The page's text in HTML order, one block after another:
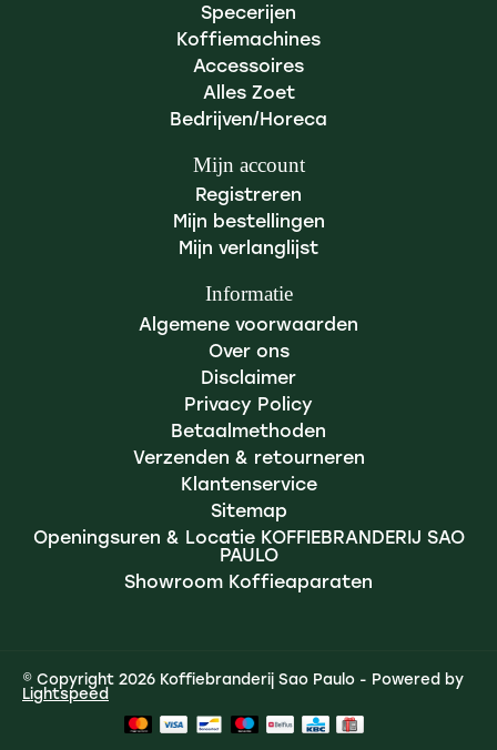
Specerijen
Koffiemachines
Accessoires
Alles Zoet
Bedrijven/Horeca
Mijn account
Registreren
Mijn bestellingen
Mijn verlanglijst
Informatie
Algemene voorwaarden
Over ons
Disclaimer
Privacy Policy
Betaalmethoden
Verzenden & retourneren
Klantenservice
Sitemap
Openingsuren & Locatie KOFFIEBRANDERIJ SAO
PAULO
Showroom Koffieaparaten
© Copyright 2026 Koffiebranderij Sao Paulo - Powered by
Lightspeed